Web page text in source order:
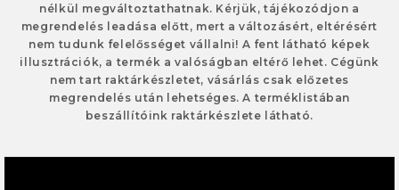
nélkül megváltoztathatnak. Kérjük, tájékozódjon a
megrendelés leadása előtt, mert a változásért, eltérésért
nem tudunk felelősséget vállalni! A fent látható képek
illusztrációk, a termék a valóságban eltérő lehet. Cégünk
nem tart raktárkészletet, vásárlás csak előzetes
megrendelés után lehetséges. A terméklistában
beszállítóink raktárkészlete látható.